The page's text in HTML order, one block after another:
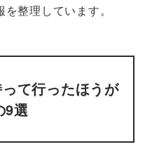
整理しています。
て行ったほうが
9選